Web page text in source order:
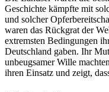
Geschichte kämpfte mit
und solcher
waren das Rückgrat der
extremsten Bedingungen
Deutschland gaben. Ihr
unbeugsamer Wille
ihren Einsatz und zeigt,